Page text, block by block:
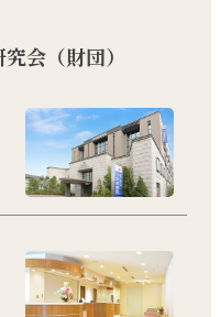
会（財団）